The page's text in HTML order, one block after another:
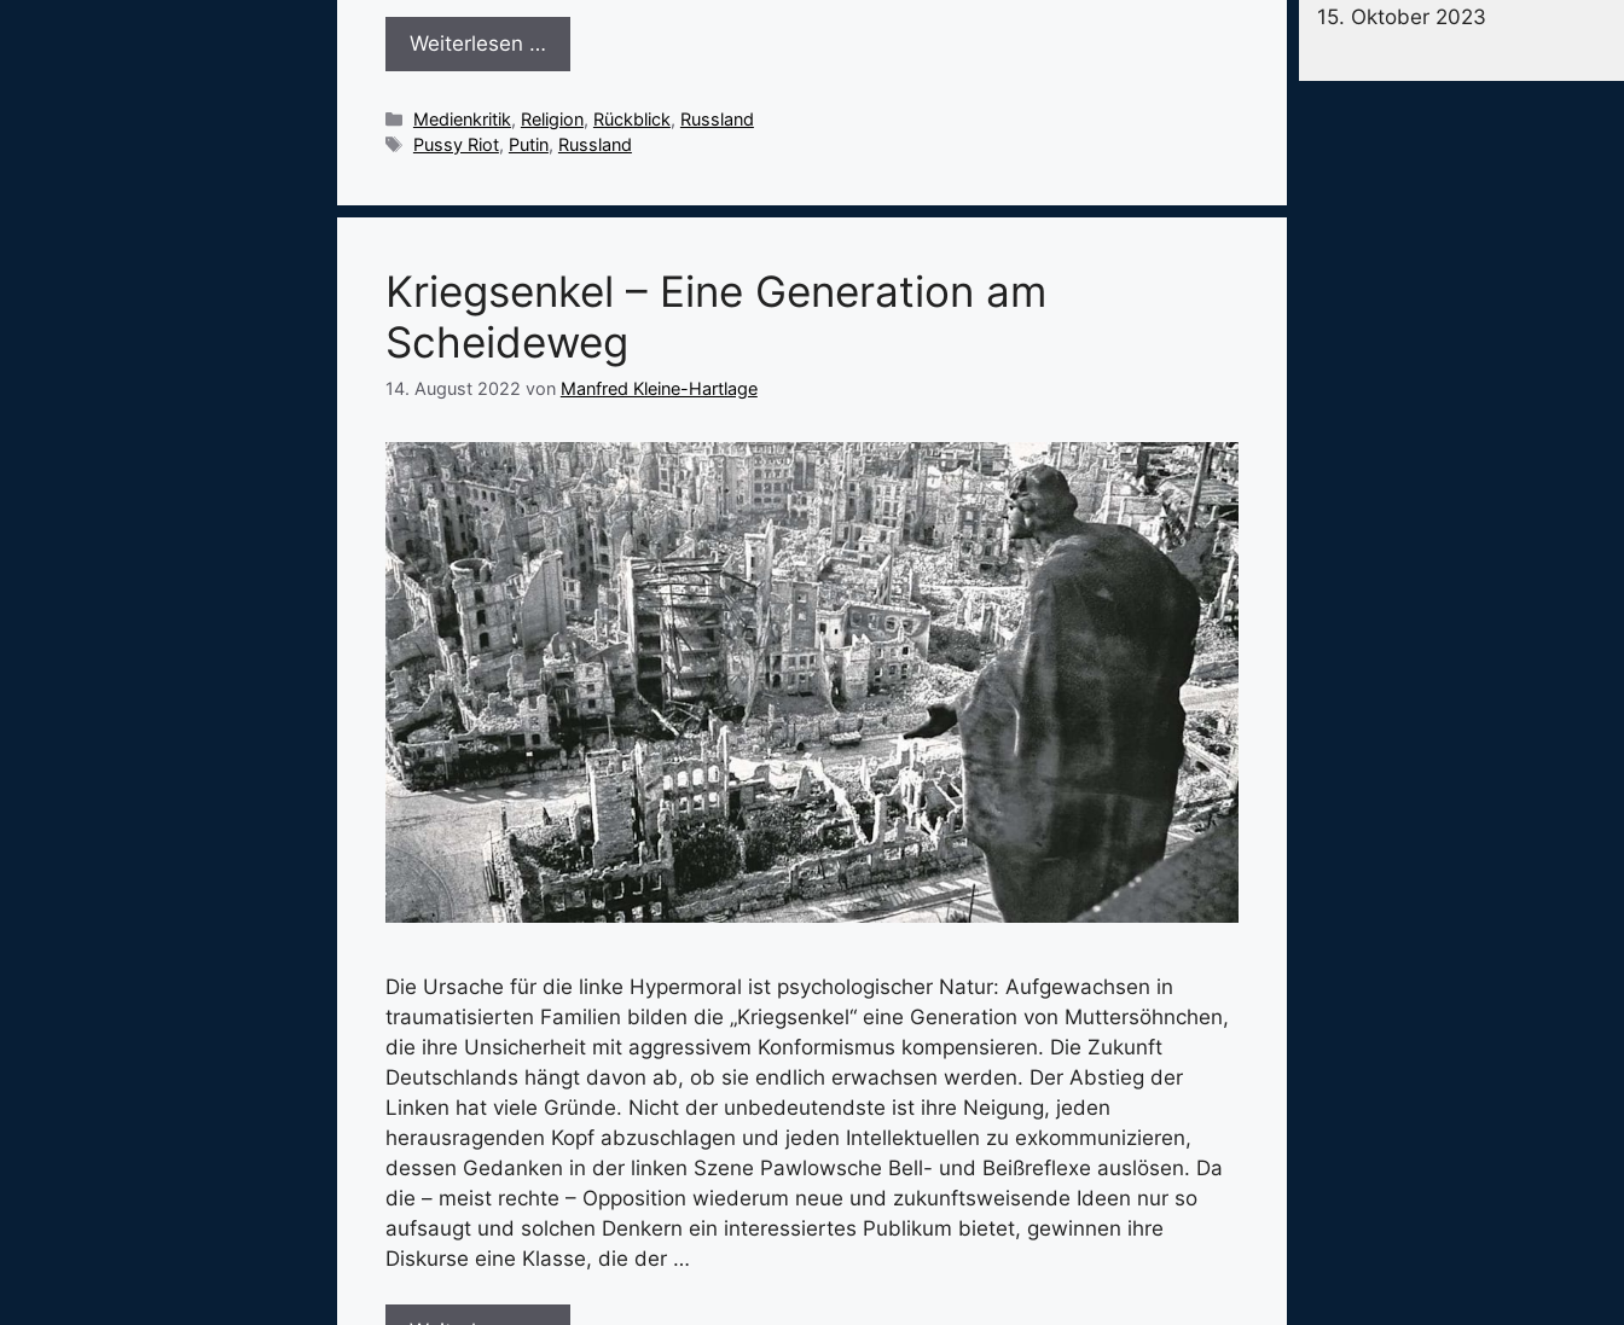
Weiterlesen …
Kategorien
Medienkritik, Religion, Rückblick, Russland
Schlagwörter
Pussy Riot, Putin, Russland
Kriegsenkel – Eine Generation am
Scheideweg
14. August 2022 von Manfred Kleine-Hartlage
Die Ursache für die linke Hypermoral ist psychologischer Natur: Aufgewachsen in
traumatisierten Familien bilden die „Kriegsenkel“ eine Generation von Muttersöhnchen,
die ihre Unsicherheit mit aggressivem Konformismus kompensieren. Die Zukunft
Deutschlands hängt davon ab, ob sie endlich erwachsen werden. Der Abstieg der
Linken hat viele Gründe. Nicht der unbedeutendste ist ihre Neigung, jeden
herausragenden Kopf abzuschlagen und jeden Intellektuellen zu exkommunizieren,
dessen Gedanken in der linken Szene Pawlowsche Bell- und Beißreflexe auslösen. Da
die – meist rechte – Opposition wiederum neue und zukunftsweisende Ideen nur so
aufsaugt und solchen Denkern ein interessiertes Publikum bietet, gewinnen ihre
Diskurse eine Klasse, die der …
15. Oktober 2023